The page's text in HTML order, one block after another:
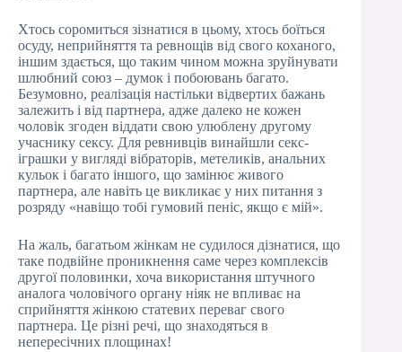
Хтось соромиться зізнатися в цьому, хтось боїться
осуду, неприйняття та ревнощів від свого коханого,
іншим здається, що таким чином можна зруйнувати
шлюбний союз – думок і побоювань багато.
Безумовно, реалізація настільки відвертих бажань
залежить і від партнера, адже далеко не кожен
чоловік згоден віддати свою улюблену другому
учаснику сексу. Для ревнивців винайшли секс-
іграшки у вигляді вібраторів, метеликів, анальних
кульок і багато іншого, що замінює живого
партнера, але навіть це викликає у них питання з
розряду «навіщо тобі гумовий пеніс, якщо є мій».
На жаль, багатьом жінкам не судилося дізнатися, що
таке подвійне проникнення саме через комплексів
другої половинки, хоча використання штучного
аналога чоловічого органу ніяк не впливає на
сприйняття жінкою статевих переваг свого
партнера. Це різні речі, що знаходяться в
непересічних площинах!